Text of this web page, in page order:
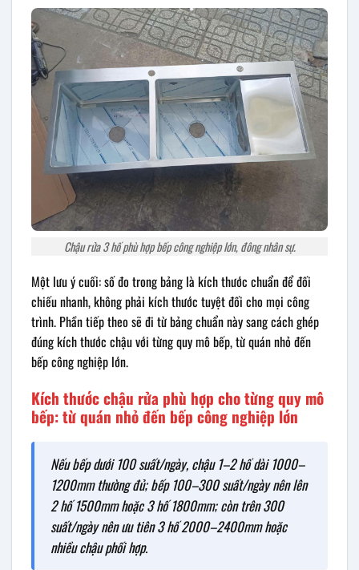
Chậu rửa 3 hố phù hợp bếp công nghiệp lớn, đông nhân sự.
Một lưu ý cuối: số đo trong bảng là kích thước chuẩn để đối
chiếu nhanh, không phải kích thước tuyệt đối cho mọi công
trình. Phần tiếp theo sẽ đi từ bảng chuẩn này sang cách ghép
đúng kích thước chậu với từng quy mô bếp, từ quán nhỏ đến
bếp công nghiệp lớn.
Kích thước chậu rửa phù hợp cho từng quy mô
bếp: từ quán nhỏ đến bếp công nghiệp lớn
Nếu bếp dưới 100 suất/ngày, chậu 1–2 hố dài 1000–
1200mm thường đủ; bếp 100–300 suất/ngày nên lên
2 hố 1500mm hoặc 3 hố 1800mm; còn trên 300
suất/ngày nên ưu tiên 3 hố 2000–2400mm hoặc
nhiều chậu phối hợp.